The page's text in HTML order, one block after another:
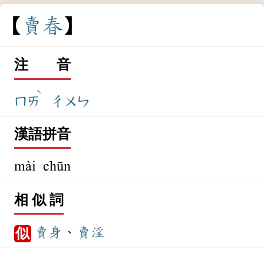
賣春
注 音
ㄇㄞ
ˋ
ㄔㄨㄣ
漢語拼音
mài chūn
相 似 詞
似 賣身 、 賣淫